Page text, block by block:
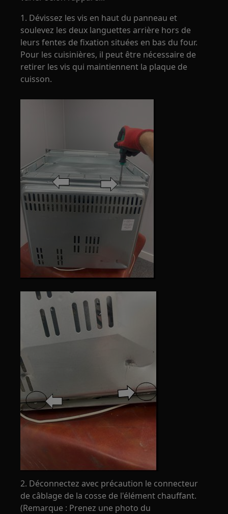
1. Dévissez les vis en haut du panneau et
soulevez les deux languettes arrière hors de
leurs fentes de fixation situées en bas du four.
Pour les cuisinières, il peut être nécessaire de
retirer les vis qui maintiennent la plaque de
cuisson.
2. Déconnectez avec précaution le connecteur
de câblage de la cosse de l'élément chauffant.
(Remarque : Prenez une photo du